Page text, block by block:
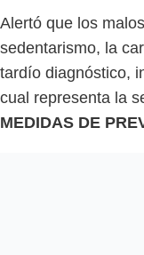
Alertó que los
sedentarismo, la
tardío diagnóstico,
cual representa la
MEDIDAS DE